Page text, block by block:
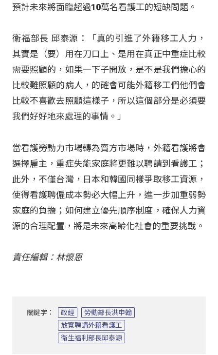
預計未來將面臨超過10萬名看護工的短缺問題。
衛福部長 邱泰源：「真的引進了外籍移工人力，
其實是（要）用在刀口上、是用在真正中重症比較
需要照顧的，如果一下子開放，是不是我們擔心的
比較難照顧的病人，的確會可能外籍移工們他們會
比較不喜歡去照顧這樣子，所以這個部分是必須要
我們好好地來處理的事情。」
當看護勞動力市場轉為賣方市場時，外籍看護將會
選擇雇主，重症失能家庭將更難以聘請到看護工；
此外，不僅台灣，日本和韓國同樣爭取移工資源，
使得看護聘僱成本勢必大幅上升，進一步加重弱勢
家庭的負擔；如何建立優先順序制度，確保人力資
源的合理配置，將是未來高齡化社會的重要挑戰。
責任編輯：林懷恩
關鍵字： 政經
勞動部長洪申翰
放寬聘請外籍看護工
衛生福利部長邱泰源